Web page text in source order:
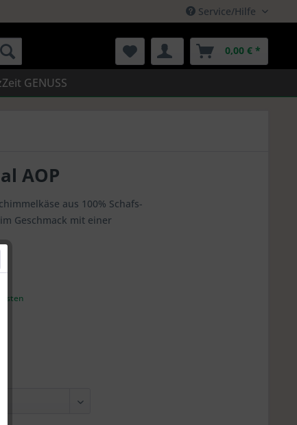
Service/Hilfe
0,00 € *
GENUSS
AOP
aus 100% Schafs-
Geschmack mit einer